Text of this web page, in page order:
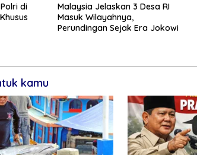
di
Malaysia Jelaskan 3 Desa RI
Masuk Wilayahnya,
Perundingan Sejak Era Jokowi
kamu